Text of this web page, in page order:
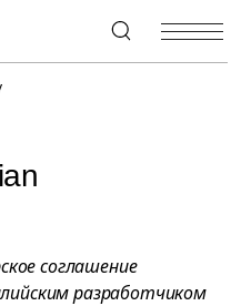
+7 (495) 967-80-80
соглашение
разработчиком